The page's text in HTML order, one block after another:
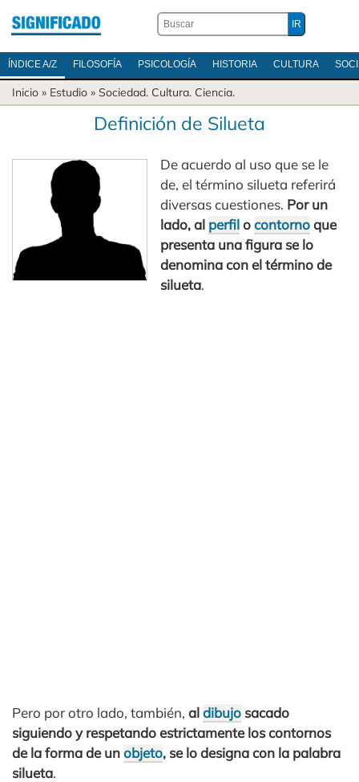
ÍNDICE A/Z FILOSOFÍA PSICOLOGÍA HISTORIA CULTURA
Inicio » Estudio » Sociedad. Cultura. Ciencia.
Definición de Silueta
De acuerdo al uso que se le
de, el término silueta referirá
diversas cuestiones. Por un
lado, al perfilocontornoque
presenta una figura se lo
denomina con el término de
silueta.
Pero por otro lado, también, aldibujo sacado
siguiendo y respetando estrictamente los contornos
de la forma de unobjeto, se lo designa con la palabra
silueta.